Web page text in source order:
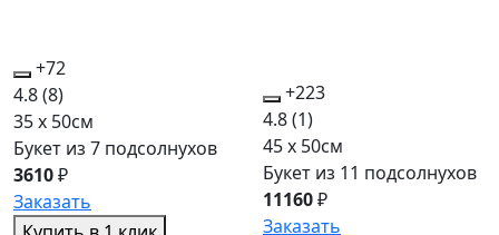
+72
4.8(8)
35 x 50см
Букет из 7 подсолнухов
3610₽
Заказать
+223
4.8(1)
45 x 50см
Букет из 11 подсолнухов
11160₽
Заказать